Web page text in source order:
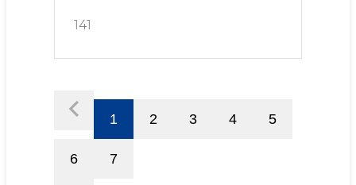
141
1 2 3 4 5
6 7